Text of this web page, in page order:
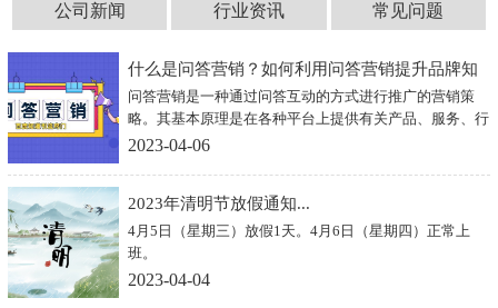
公司新闻 行业资讯 常见问题
什么是问答营销？如何利用问答营销提升品牌知
名度？...
问答营销是一种通过问答互动的方式进行推广的营销策
略。其基本原理是在各种平台上提供有关产品、服务、行
业等方面的问题解答，引导用户关注企业，提高品牌知名
2023-04-06
2023年清明节放假通知...
4月5日（星期三）放假1天。4月6日（星期四）正常上
班。
2023-04-04